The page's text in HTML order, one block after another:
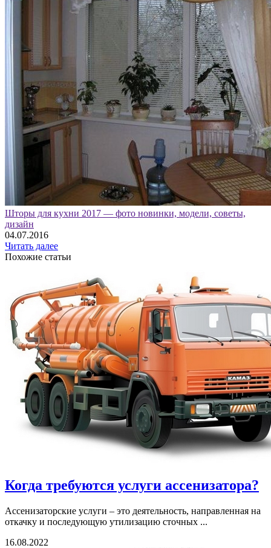
Шторы для кухни 2017 — фото новинки, модели, советы,
дизайн
04.07.2016
Читать далее
Похожие статьи
Когда требуются услуги ассенизатора?
Ассенизаторские услуги – это деятельность, направленная на
откачку и последующую утилизацию сточных ...
16.08.2022